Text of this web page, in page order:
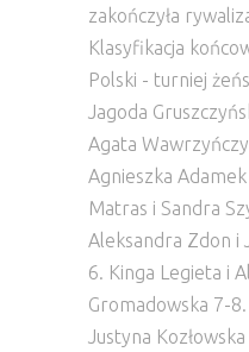
zakończyła
Klasyfikacja
Polski - turniej
Jagoda
Agata
Agnieszka
Matras i Sandra
Aleksandra Zdon i
6. Kinga Legieta i
Gromadowska 7-
Justyna